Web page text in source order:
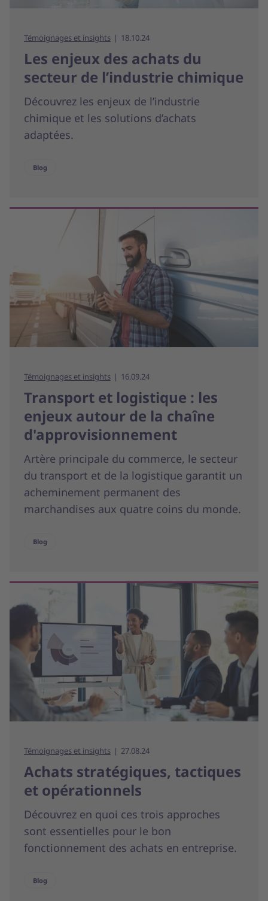
Témoignages et insights 18.10.24
Les enjeux des achats du
secteur de l’industrie chimique
Découvrez les enjeux de l’industrie
chimique et les solutions d’achats
adaptées.
Blog
Témoignages et insights 16.09.24
Transport et logistique : les
enjeux autour de la chaîne
d'approvisionnement
Artère principale du commerce, le secteur
du transport et de la logistique garantit un
acheminement permanent des
marchandises aux quatre coins du monde.
Blog
Témoignages et insights 27.08.24
Achats stratégiques, tactiques
et opérationnels
Découvrez en quoi ces trois approches
sont essentielles pour le bon
fonctionnement des achats en entreprise.
Blog